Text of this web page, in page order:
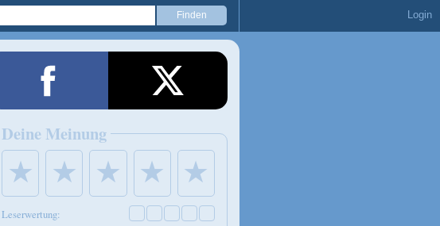
Login
Deine Meinung
★ ★ ★ ★ ★
Leserwertung: